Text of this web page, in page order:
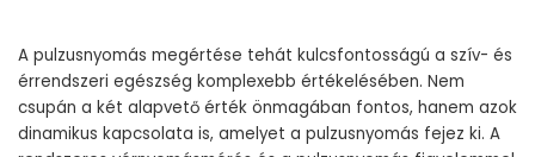
A pulzusnyomás megértése tehát kulcsfontosságú a szív- és
érrendszeri egészség komplexebb értékelésében. Nem
csupán a két alapvető érték önmagában fontos, hanem azok
dinamikus kapcsolata is, amelyet a pulzusnyomás fejez ki. A